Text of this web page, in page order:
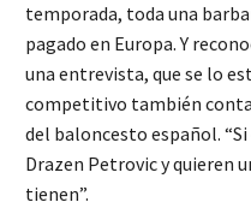
temporada, toda una
pagado en Europa. Y
una entrevista, que se lo
competitivo también
del baloncesto español.
Drazen Petrovic y quieren
tienen”.